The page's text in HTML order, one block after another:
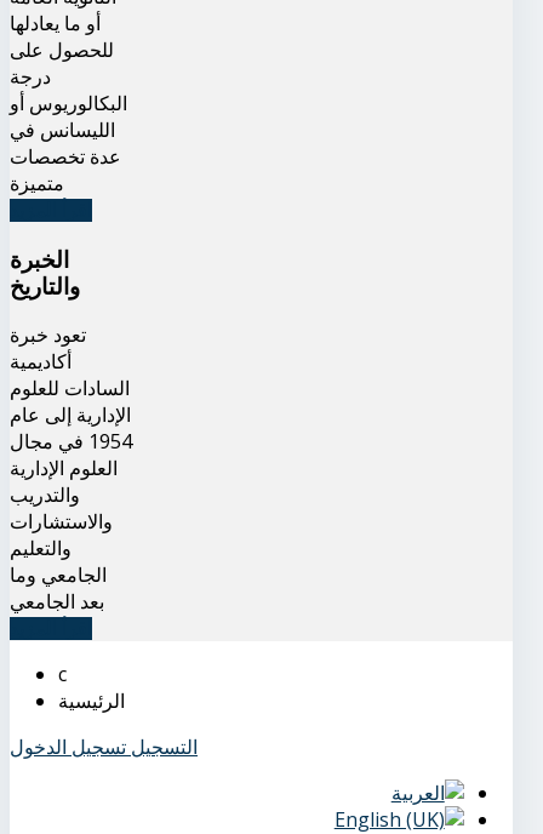
أو ما يعادلها
للحصول على
درجة
البكالوريوس أو
الليسانس في
عدة تخصصات
متميزة
الخبرة
والتاريخ
تعود خبرة
أكاديمية
السادات للعلوم
الإدارية إلى عام
1954 في مجال
العلوم الإدارية
والتدريب
والاستشارات
والتعليم
الجامعي وما
بعد الجامعي
الرئيسية
التسجيل تسجيل الدخول